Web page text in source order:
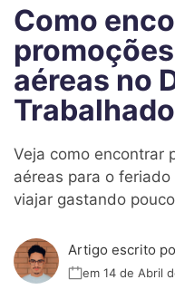
Como
aéreas no
Veja como encontrar
aéreas para o
viajar gastando
Artigo escrito
em 14 de Abril